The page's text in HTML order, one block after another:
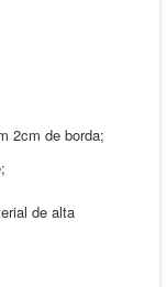
2cm de borda;
de alta